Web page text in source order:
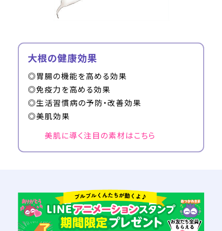
大根の健康効果
◎胃腸の機能を高める効果
◎免疫力を高める効果
◎生活習慣病の予防・改善効果
◎美肌効果
美肌に導く注目の素材はこちら